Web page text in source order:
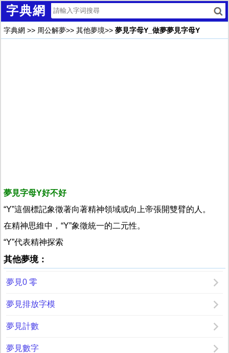
字典網
字典網 >> 周公解夢>> 其他夢境>> 夢見字母Y_做夢夢見字母Y
夢見字母Y好不好
“Y”這個標記象徵著向著精神領域或向上帝張開雙臂的人。
在精神思維中，“Y”象徵統一的二元性。
“Y”代表精神探索
其他夢境：
夢見0 零
夢見排放字模
夢見計數
夢見數字